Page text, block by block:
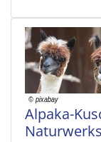
Alpaka-